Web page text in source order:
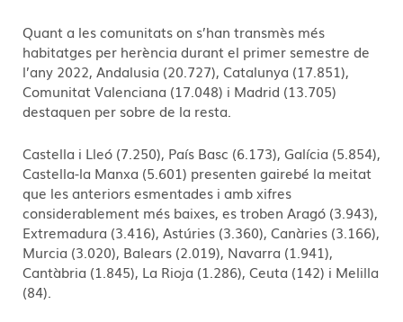
Quant a les comunitats on s’han transmès més
habitatges per herència durant el primer semestre de
l’any 2022, Andalusia (20.727), Catalunya (17.851),
Comunitat Valenciana (17.048) i Madrid (13.705)
destaquen per sobre de la resta.
Castella i Lleó (7.250), País Basc (6.173), Galícia (5.854),
Castella-la Manxa (5.601) presenten gairebé la meitat
que les anteriors esmentades i amb xifres
considerablement més baixes, es troben Aragó (3.943),
Extremadura (3.416), Astúries (3.360), Canàries (3.166),
Murcia (3.020), Balears (2.019), Navarra (1.941),
Cantàbria (1.845), La Rioja (1.286), Ceuta (142) i Melilla
(84).